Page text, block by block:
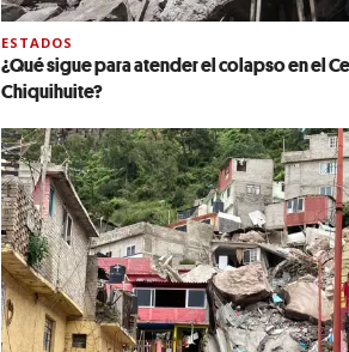
ESTADOS
¿Qué sigue para atender el colapso en el
Chiquihuite?